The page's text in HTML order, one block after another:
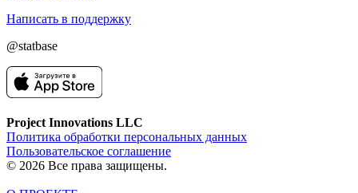
Написать в поддержку
@statbase
Project Innovations LLC
Политика обработки персональных данных
Пользовательское соглашение
© 2026 Все права защищены.